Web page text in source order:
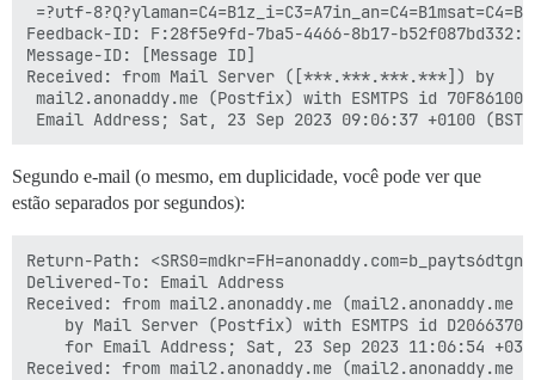
=?utf-
Feedback-ID: F:28f5e9fd-7ba5-4466-8b17-
Message-ID: [Message ID]
Received: from Mail Server ([***.***.***.***]) by
mail2.anonaddy.me (Postfix) with ESMTPS id
Segundo e-mail (o mesmo, em duplicidade, você pode ver que
estão separados por segundos):
Return-Path:
Delivered-To: Email Address
Received: from mail2.anonaddy.me
Received: from mail2.anonaddy.me